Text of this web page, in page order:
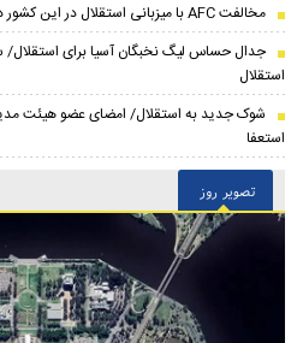
مخالفت AFC با میزبانی استقلال در این کشور در لیگ نخبگان آسیا
جدال حساس لیگ نخبگان آسیا برای استقلال/
استقلال
استعفا
تصویر روز